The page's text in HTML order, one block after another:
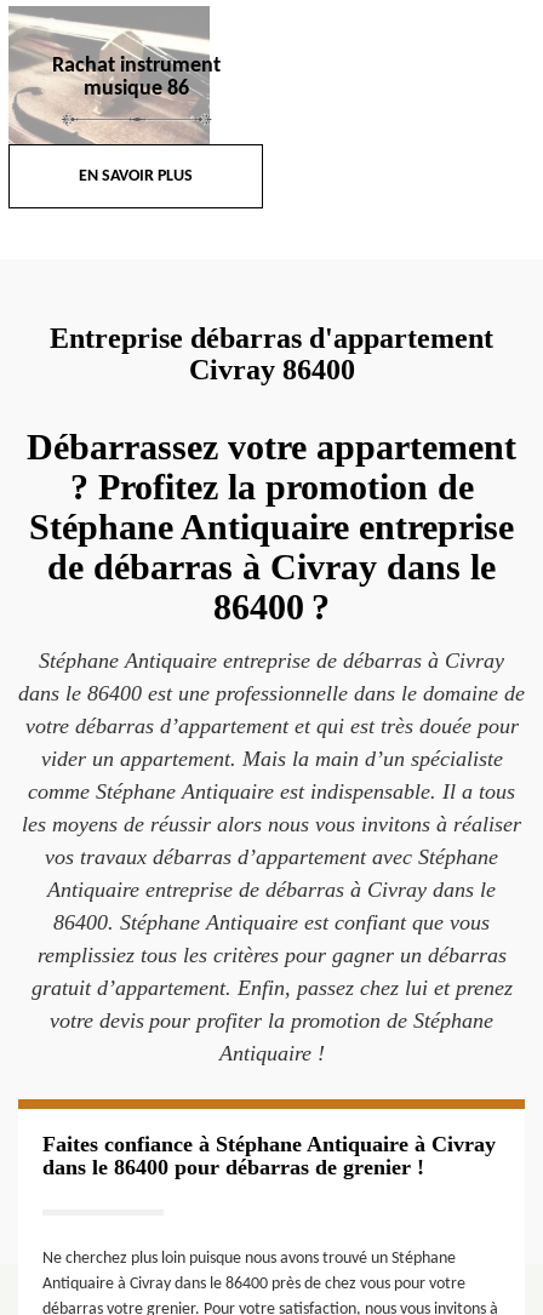
Rachat instrument
musique 86
EN SAVOIR PLUS
Entreprise débarras d'appartement
Civray 86400
Débarrassez votre appartement
? Profitez la promotion de
Stéphane Antiquaire entreprise
de débarras à Civray dans le
86400 ?
Stéphane Antiquaire entreprise de débarras à Civray
dans le 86400 est une professionnelle dans le domaine de
votre débarras d’appartement et qui est très douée pour
vider un appartement. Mais la main d’un spécialiste
comme Stéphane Antiquaire est indispensable. Il a tous
les moyens de réussir alors nous vous invitons à réaliser
vos travaux débarras d’appartement avec Stéphane
Antiquaire entreprise de débarras à Civray dans le
86400. Stéphane Antiquaire est confiant que vous
remplissiez tous les critères pour gagner un débarras
gratuit d’appartement. Enfin, passez chez lui et prenez
votre devis pour profiter la promotion de Stéphane
Antiquaire !
Faites confiance à Stéphane Antiquaire à Civray
dans le 86400 pour débarras de grenier !
Ne cherchez plus loin puisque nous avons trouvé un Stéphane
Antiquaire à Civray dans le 86400 près de chez vous pour votre
débarras votre grenier. Pour votre satisfaction, nous vous invitons à